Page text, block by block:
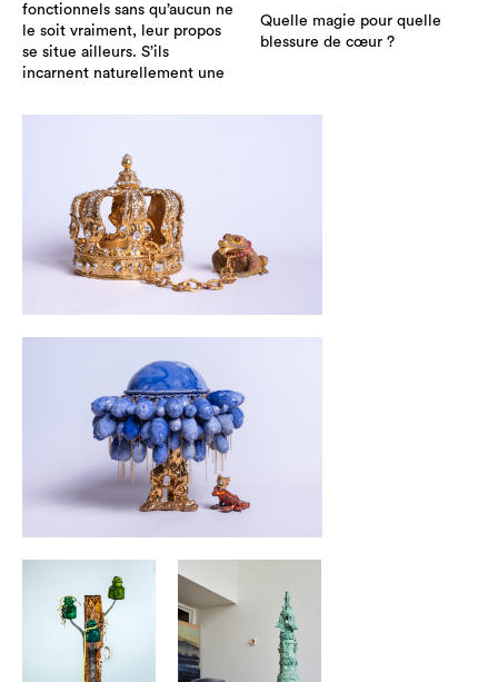
fonctionnels sans qu’aucun ne
le soit vraiment, leur propos
se situe ailleurs. S’ils
incarnent naturellement une
Quelle magie pour quelle
blessure de cœur ?